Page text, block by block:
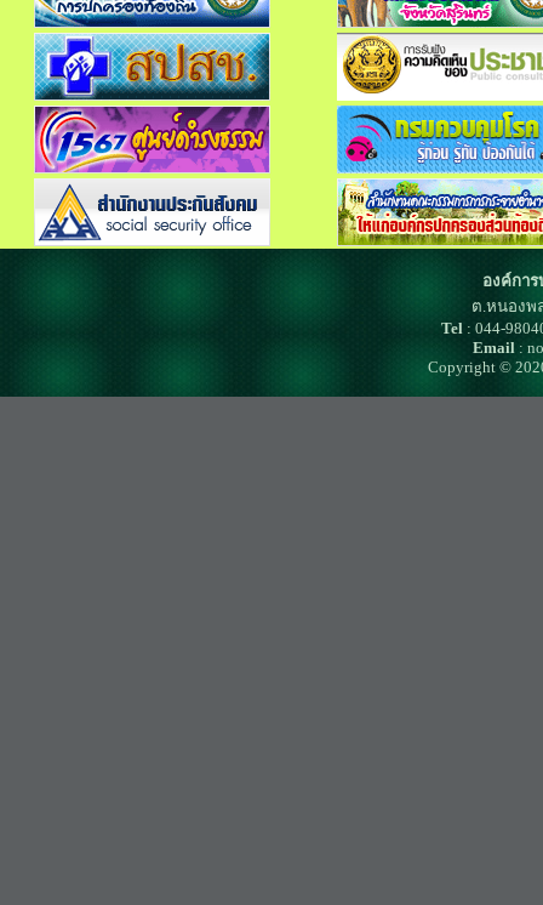
องค์กา
ต.หนองพ
Tel: 044-
Email :
Copyright ©